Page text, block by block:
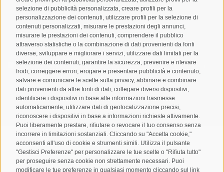
selezione di pubblicità personalizzata, creare profili per la
personalizzazione dei contenuti, utilizzare profili per la selezione di
contenuti personalizzati, misurare le prestazioni degli annunci,
misurare le prestazioni dei contenuti, comprendere il pubblico
attraverso statistiche o la combinazione di dati provenienti da fonti
diverse, sviluppare e migliorare i servizi, utilizzare dati limitati per la
selezione dei contenuti, garantire la sicurezza, prevenire e rilevare
frodi, correggere errori, erogare e presentare pubblicità e contenuto,
salvare e comunicare le scelte sulla privacy, abbinare e combinare
dati provenienti da altre fonti di dati, collegare diversi dispositivi,
identificare i dispositivi in base alle informazioni trasmesse
automaticamente, utilizzare dati di geolocalizzazione precisi,
riconoscere i dispositivi in base a informazioni richieste attivamente.
Puoi liberamente prestare, rifiutare o revocare il tuo consenso senza
incorrere in limitazioni sostanziali. Cliccando su "Accetta cookie,"
acconsenti all'uso di cookie e strumenti simili. Utilizza il pulsante
"Gestisci Preferenze" per personalizzare le tue scelte o "Rifiuta tutto"
per proseguire senza cookie non strettamente necessari. Puoi
modificare le tue preferenze in qualsiasi momento cliccando sul link
Letto e compreso laprivacy policy, autorizzo il Titolare al
trattamento dei dati personali
ABBONARSI
Mappa del sito • Credits • Cookie Policy • Privacy •